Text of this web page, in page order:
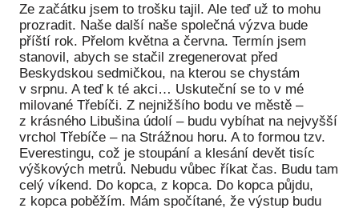
Ze začátku jsem to trošku tajil. Ale teď už to mohu
prozradit. Naše další naše společná výzva bude
příští rok. Přelom května a června. Termín jsem
stanovil, abych se stačil zregenerovat před
Beskydskou sedmičkou, na kterou se chystám
v srpnu. A teď k té akci… Uskuteční se to v mé
milované Třebíči. Z nejnižšího bodu ve městě –
z krásného Libušina údolí – budu vybíhat na nejvyšší
vrchol Třebíče – na Strážnou horu. A to formou tzv.
Everestingu, což je stoupání a klesání devět tisíc
výškových metrů. Nebudu vůbec říkat čas. Budu tam
celý víkend. Do kopca, z kopca. Do kopca půjdu,
z kopca poběžím. Mám spočítané, že výstup budu